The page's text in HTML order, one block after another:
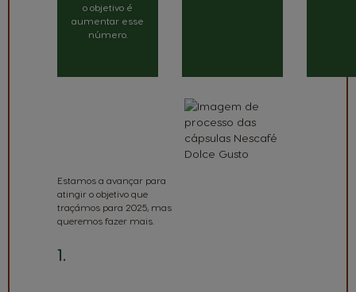
o objetivo é
aumentar esse
número.
Estamos a avançar para
atingir o objetivo que
traçámos para 2025, mas
queremos fazer mais.
1.